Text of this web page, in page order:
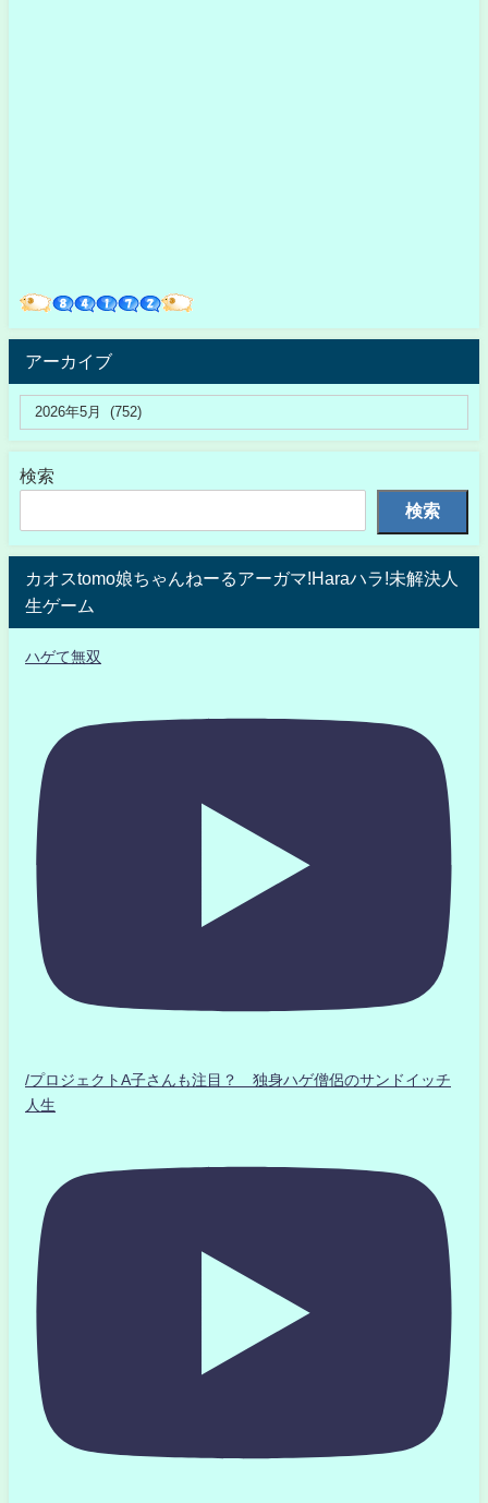
アーカイブ
検索
検索
カオスtomo娘ちゃんねーるアーガマ!Haraハラ!未解決人
生ゲーム
ハゲて無双
/プロジェクトA子さんも注目？ 独身ハゲ僧侶のサンドイッチ
人生